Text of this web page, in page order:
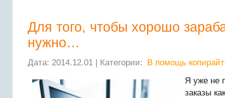
Для того, чтобы хорошо
нужно…
Дата: 2014.12.01 | Категории:
В помощь
Я уже не
заказы